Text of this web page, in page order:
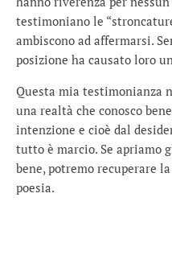
testimoniano le
ambiscono ad affermarsi.
posizione ha causato loro
Questa mia testimonianza
una realtà che conosco
intenzione e cioè dal
tutto è marcio. Se apriamo
bene, potremo recuperare
poesia.